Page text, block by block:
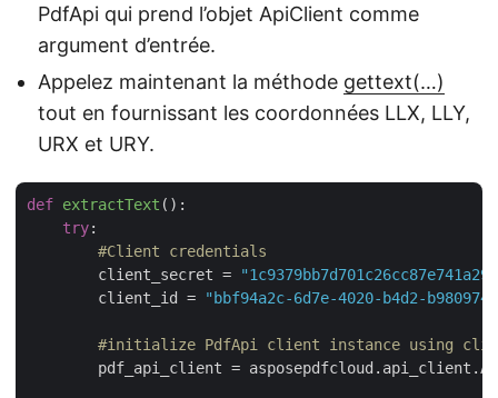
PdfApi qui prend l’objet ApiClient comme
argument d’entrée.
Appelez maintenant la méthode gettext(…)
tout en fournissant les coordonnées LLX, LLY,
URX et URY.
def extractText ():
try:
#Client credentials
        client_secret =
        client_id =
"bbf94a2c-6d7e-4020-b4d2-
#initialize PdfApi client instance using
pdf_api_client =